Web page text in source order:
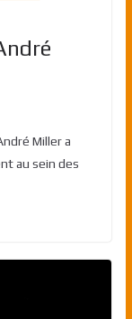
Miller a
au sein des